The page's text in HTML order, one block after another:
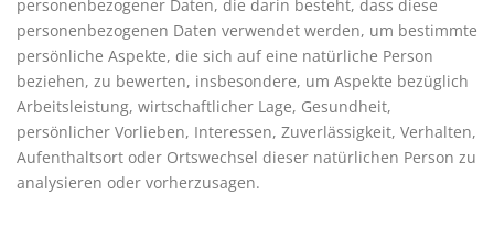
personenbezogener Daten, die darin besteht, dass diese
personenbezogenen Daten verwendet werden, um bestimmte
persönliche Aspekte, die sich auf eine natürliche Person
beziehen, zu bewerten, insbesondere, um Aspekte bezüglich
Arbeitsleistung, wirtschaftlicher Lage, Gesundheit,
persönlicher Vorlieben, Interessen, Zuverlässigkeit, Verhalten,
Aufenthaltsort oder Ortswechsel dieser natürlichen Person zu
analysieren oder vorherzusagen.